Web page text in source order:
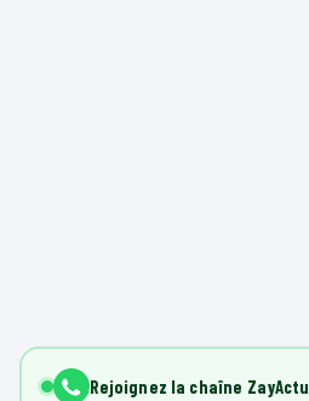
Rejoignez la chaîne ZayActu